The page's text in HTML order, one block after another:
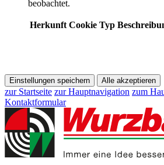
beobachtet.
Herkunft Cookie Typ
Einstellungen speichern Alle akzeptieren
zur Startseite zur Hauptnavigation zum
Kontaktformular